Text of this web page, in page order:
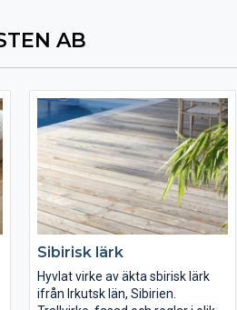
AB
Sibirisk lärk
Hyvlat virke av äkta sbirisk lärk
ifrån Irkutsk län, Sibirien.